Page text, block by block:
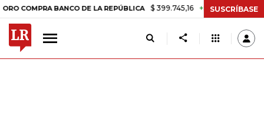
BANCO DE LA REPÚBLICA $ 399.745,16 +$ 2.295,71 +0,58%
SUSCRÍBASE